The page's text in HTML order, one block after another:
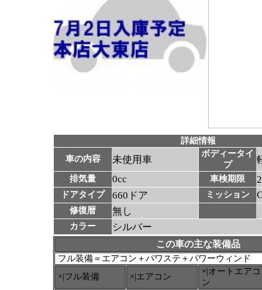
詳細情報
車の内容
未使用車
ボディータイ
プ
排気量 0cc 車検期限
ドアタイプ 660ドア ミッション
修復暦 無し
カラー シルバー
この車の主な装備品
フル装備＝エアコン＋パワステ＋パワーウィンド
×|フル装備
×|エアコン
×|オートエアコ
ン